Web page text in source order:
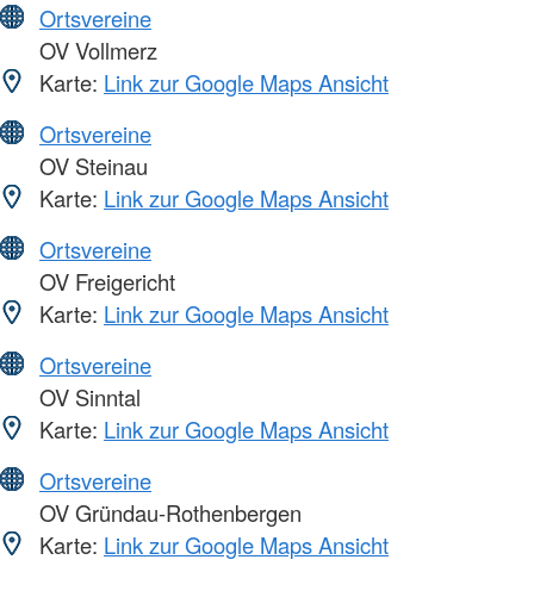
Ortsvereine
OV Vollmerz
Karte: Link zur Google Maps Ansicht
Ortsvereine
OV Steinau
Karte: Link zur Google Maps Ansicht
Ortsvereine
OV Freigericht
Karte: Link zur Google Maps Ansicht
Ortsvereine
OV Sinntal
Karte: Link zur Google Maps Ansicht
Ortsvereine
OV Gründau-Rothenbergen
Karte: Link zur Google Maps Ansicht